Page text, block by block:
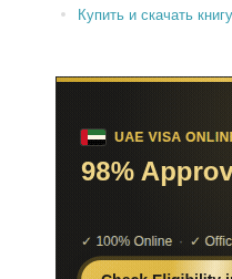
Купить и скачать